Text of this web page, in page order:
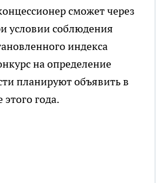
сможет через
условии соблюдения
индекса
на определение
планируют объявить в
года.